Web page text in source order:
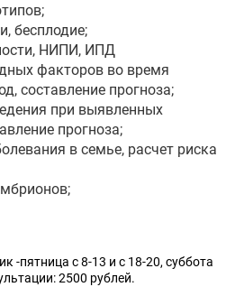
бесплодие;
НИПИ, ИПД
факторов во время
составление прогноза;
при выявленных
прогноза;
в семье, расчет риска
-пятница с 8-13 и с 18-20, суббота
2500 рублей.